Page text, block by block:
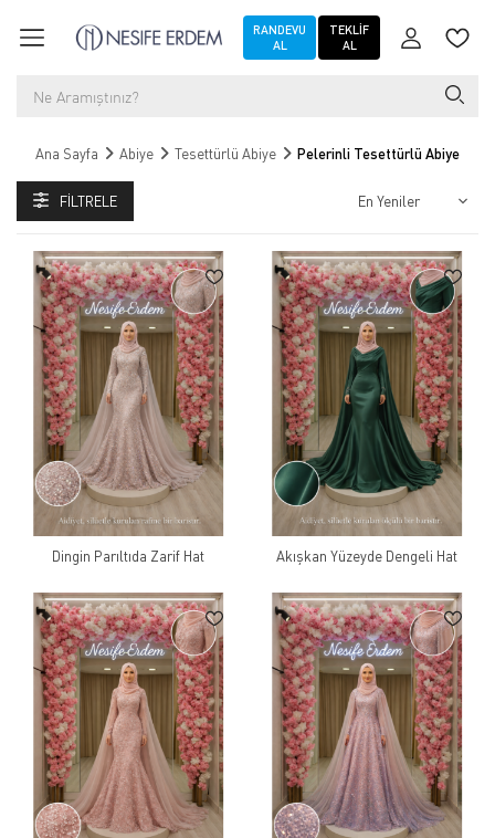
RANDEVU
AL
TEKLIF
AL
Ana Sayfa Abiye Tesettürlü Abiye Pelerinli Tesettürlü Abiye
FILTRELE
Dingin Parıltıda Zarif Hat Akışkan Yüzeyde Dengeli Hat